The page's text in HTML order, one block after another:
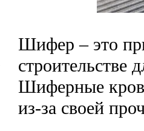
Шифер – это
строительстве
Шиферные
из-за своей